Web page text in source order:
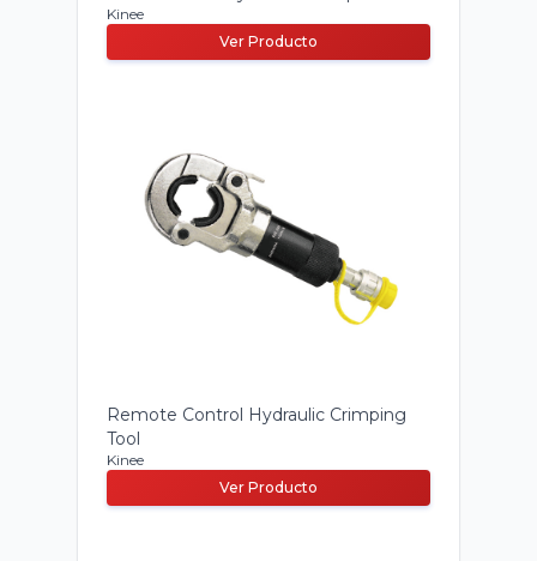
Kinee
Ver Producto
Remote Control Hydraulic Crimping
Tool
Kinee
Ver Producto